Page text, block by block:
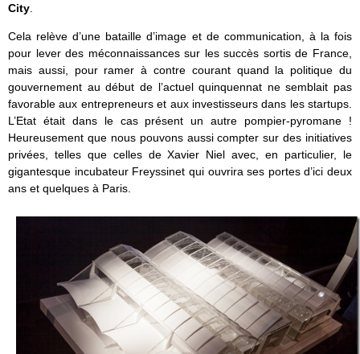
City
Cela relève d’une bataille d’image et de communication, à la fois
pour lever des méconnaissances sur les succès sortis de France,
mais aussi, pour ramer à contre courant quand la politique du
gouvernement au début de l’actuel quinquennat ne semblait pas
favorable aux entrepreneurs et aux investisseurs dans les startups.
L’Etat était dans le cas présent un autre pompier-pyromane !
Heureusement que nous pouvons aussi compter sur des initiatives
privées, telles que celles de Xavier Niel avec, en particulier, le
gigantesque incubateur Freyssinet qui ouvrira ses portes d’ici deux
ans et quelques à Paris.